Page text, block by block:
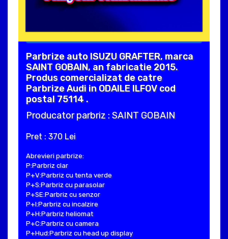
Parbrize auto ISUZU GRAFTER, marca
SAINT GOBAIN, an fabricatie 2015.
Produs comercializat de catre
Parbrize Audi in ODAILE ILFOV cod
postal 75114 .
Producator parbriz : SAINT GOBAIN
Pret : 370 Lei
Abrevieri parbrize:
P:Parbriz clar
P+V:Parbriz cu tenta verde
P+S:Parbriz cu parasolar
P+SE:Parbriz cu senzor
P+I:Parbriz cu incalzire
P+H:Parbriz heliomat
P+C:Parbriz cu camera
P+Hud:Parbriz cu head up display